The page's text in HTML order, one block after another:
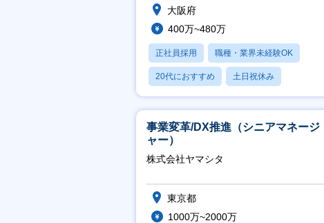
大阪府
400万~480万
正社員採用 職種・業界未経験OK
20代におすすめ 土日祝休み
休日120日以上
事業変革/DX推進（シニアマネージ
ャー）
株式会社ヤマシタ
東京都
1000万~2000万